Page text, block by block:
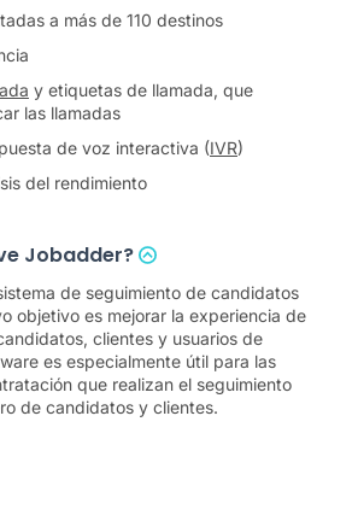
a más de 110 destinos
y etiquetas de llamada, que
las llamadas
de voz interactiva (IVR)
del rendimiento
Jobadder?
de seguimiento de candidatos
objetivo es mejorar la experiencia de
clientes y usuarios de
es especialmente útil para las
que realizan el seguimiento
de candidatos y clientes.